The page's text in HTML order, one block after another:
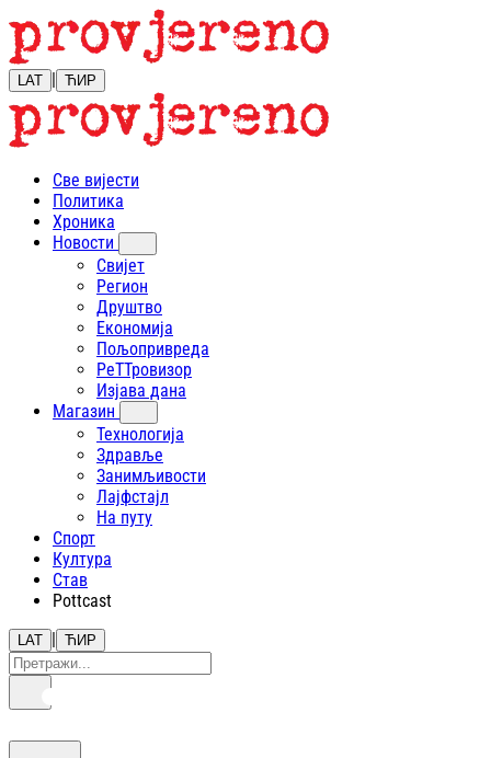
LAT | ЋИР
Све вијести
Политика
Хроника
Новости
Свијет
Регион
Друштво
Економија
Пољопривреда
РеТТровизор
Изјава дана
Магазин
Технологија
Здравље
Занимљивости
Лајфстajл
На путу
Спорт
Култура
Став
Pottcast
LAT | ЋИР